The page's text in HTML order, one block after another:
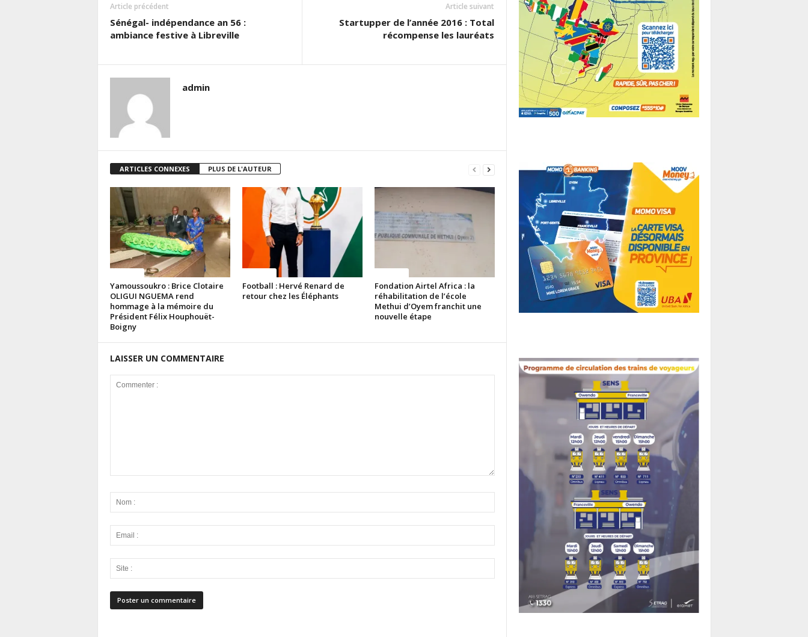
Article précédent
Sénégal- indépendance an 56 :
ambiance festive à Libreville
Article suivant
Startupper de l’année 2016 : Total
récompense les lauréats
admin
ARTICLES CONNEXES PLUS DE L'AUTEUR
Yamoussoukro : Brice Clotaire
OLIGUI NGUEMA rend
hommage à la mémoire du
Président Félix Houphouët-
Boigny
Football : Hervé Renard de
retour chez les Éléphants
Fondation Airtel Africa : la
réhabilitation de l’école
Methui d’Oyem franchit une
nouvelle étape
LAISSER UN COMMENTAIRE